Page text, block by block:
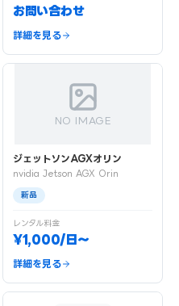
お問い合わせ
詳細を見る
NO IMAGE
ジェットソンAGXオリン
nvidia Jetson AGX Orin
新品
レンタル料金
¥1,000/日〜
詳細を見る